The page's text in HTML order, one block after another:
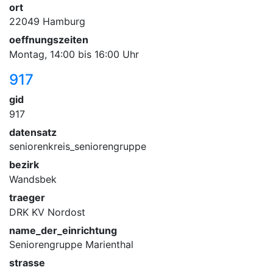
ort
22049 Hamburg
oeffnungszeiten
Montag, 14:00 bis 16:00 Uhr
917
gid
917
datensatz
seniorenkreis_seniorengruppe
bezirk
Wandsbek
traeger
DRK KV Nordost
name_der_einrichtung
Seniorengruppe Marienthal
strasse